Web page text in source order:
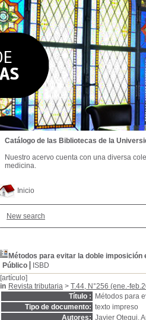
Inicio
New search
Métodos para evitar la doble imposición
Público
ISBD
[artículo]
in Revista tributaria > T.44, N°256 (ene.-
Título :
Métodos para
Tipo de documento: texto impreso
Autores: Javier Otegui,
Catálogo de las Bibliotecas de la
Nuestro acervo cuenta con una diversa
medicina.